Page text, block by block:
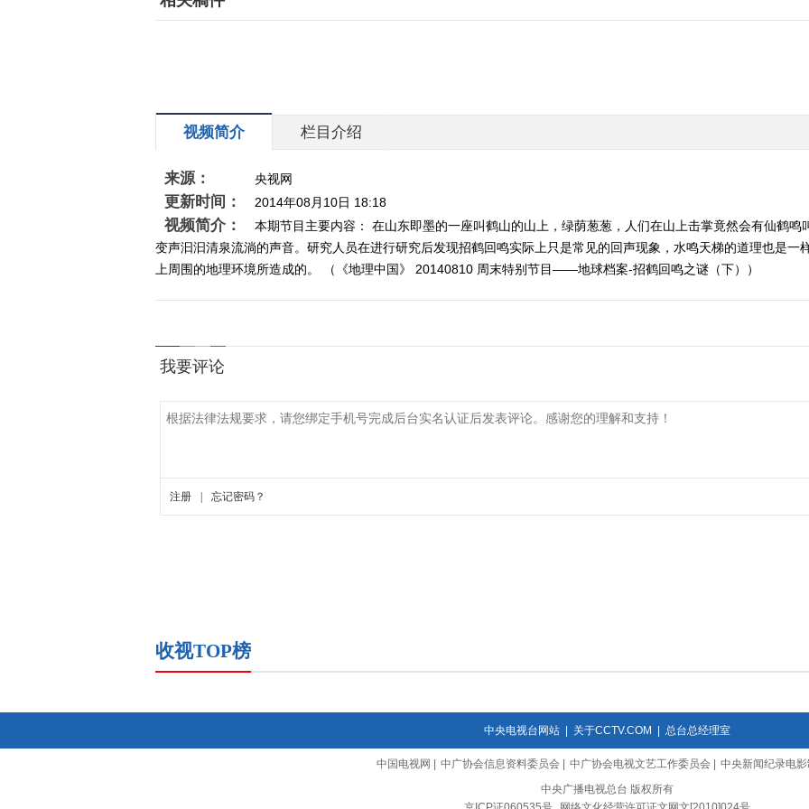
视频简介 栏目介绍
来源： 央视网
更新时间： 2014年08月10日 18:18
视频简介：
本期节目主要内容： 在山东即墨的一座叫鹤山的山上，绿荫葱葱，人们在山上击掌竟然会有仙鹤
变声汩汩清泉流淌的声音。研究人员在进行研究后发现招鹤回鸣实际上只是常见的回声现象，水鸣天梯的道理也是一
上周围的地理环境所造成的。 （《地理中国》 20140810 周末特别节目——地球档案-招鹤回鸣之谜（下））
收视TOP榜
中央电视台网站| 关于CCTV.COM 总台总经理室
中国电视网 中广协会信息资料委员会 中广协会电视文艺工作委员会
中央新闻纪录电
中央广播电视总台 版权所有